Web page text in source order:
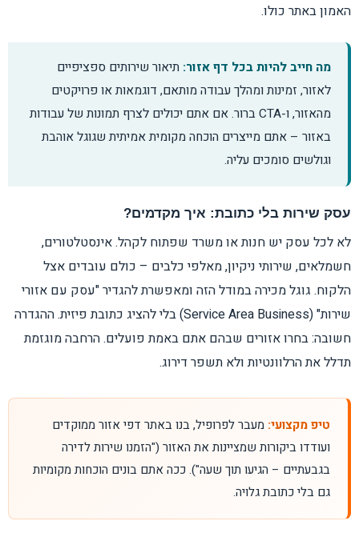
האמון באתר כולו.
מה חייב להיות בכל דף אזור: תיאור שירותים ספציפיים
לאזור, זמינות ומהלך עבודה מותאם, דוגמאות או פרויקטים
מהאזור, ו-CTA ברור. אם אתם יכולים לצרף תמונות של עבודות
באזור – אתם מייצרים הוכחה מקומית אמיתית שגוגל אוהבת
וגולשים סומכים עליה.
עסק שירות בלי כתובת: איך מקדמים?
לא לכל עסק יש חנות או משרד שפתוח לקהל. אינסטלטורים,
חשמלאים, שירותי ניקיון, מאלפי כלבים – כולם עובדים אצל
הלקוח. גוגל מכירה במודל הזה ומאפשרת להגדיר "עסק עם אזורי
שירות" (Service Area Business) בלי להציג כתובת פיזית. ההגדרה
חשובה: בחרו אזורים שבהם אתם באמת פועלים. הרחבה מוגזמת
תדלל את הרלוונטיות ולא תשפר דירוג.
טיפ מקצועי: מעבר לפרופיל, בנו באתר דפי אזור ממוקדים
ועודדו ביקורות שמציינות את האזור ("הזמנו שירות לדירה
בגבעתיים – הגיעו תוך שעה"). ככה אתם בונים הוכחות מקומיות
גם בלי כתובת גלויה.